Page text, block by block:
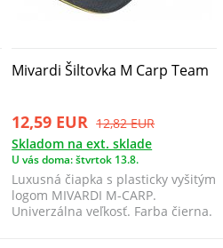
Mivardi Šiltovka M Carp Team
12,59 EUR 12,82 EUR
Skladom na ext. sklade
U vás doma: štvrtok 13.8.
Luxusná čiapka s plasticky vyšitým
logom MIVARDI M-CARP.
Univerzálna veľkosť. Farba čierna.​